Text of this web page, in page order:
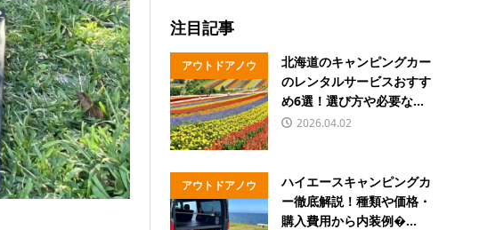
注目記事
アウトドアノウ
ハウ
北海道のキャンピングカー
のレンタルサービスおすす
め6選！選び方や必要な...
2026.04.02
アウトドアノウ
ハウ
ハイエースキャンピングカ
ー徹底解説！種類や価格・
購入費用から内装例�...